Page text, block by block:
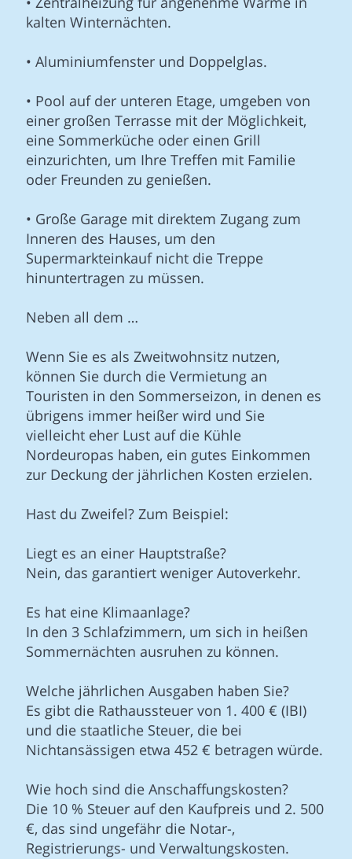
kalten Winternächten.
• Aluminiumfenster und Doppelglas.
• Pool auf der unteren Etage, umgeben von
einer großen Terrasse mit der Möglichkeit,
eine Sommerküche oder einen Grill
einzurichten, um Ihre Treffen mit Familie
oder Freunden zu genießen.
• Große Garage mit direktem Zugang zum
Inneren des Hauses, um den
Supermarkteinkauf nicht die Treppe
hinuntertragen zu müssen.
Neben all dem …
Wenn Sie es als Zweitwohnsitz nutzen,
können Sie durch die Vermietung an
Touristen in den Sommerseizon, in denen es
übrigens immer heißer wird und Sie
vielleicht eher Lust auf die Kühle
Nordeuropas haben, ein gutes Einkommen
zur Deckung der jährlichen Kosten erzielen.
Hast du Zweifel? Zum Beispiel:
Liegt es an einer Hauptstraße?
Nein, das garantiert weniger Autoverkehr.
Es hat eine Klimaanlage?
In den 3 Schlafzimmern, um sich in heißen
Sommernächten ausruhen zu können.
Welche jährlichen Ausgaben haben Sie?
Es gibt die Rathaussteuer von 1. 400 € (IBI)
und die staatliche Steuer, die bei
Nichtansässigen etwa 452 € betragen würde.
Wie hoch sind die Anschaffungskosten?
Die 10 % Steuer auf den Kaufpreis und 2. 500
€, das sind ungefähr die Notar-,
Registrierungs- und Verwaltungskosten.